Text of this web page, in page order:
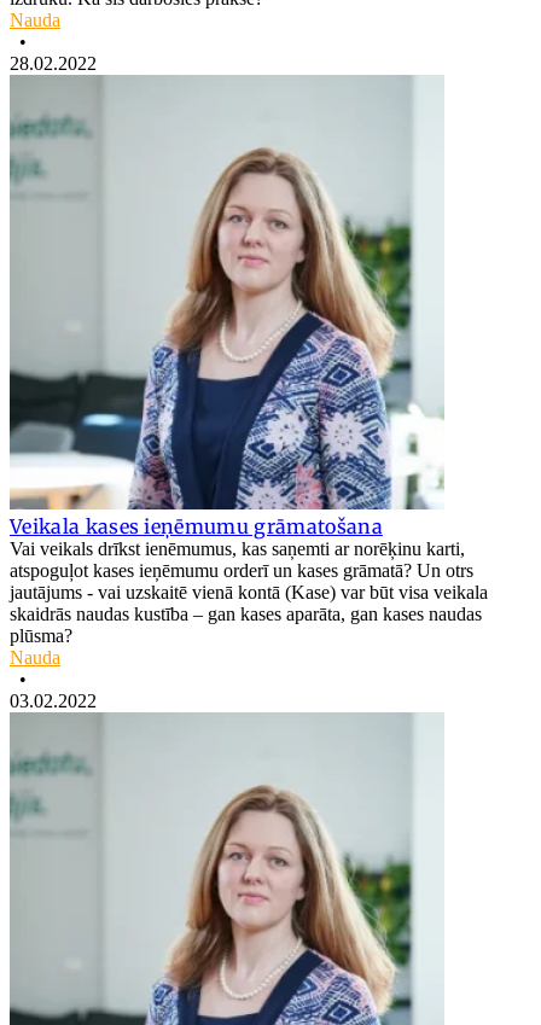
Nauda
•
28.02.2022
Veikala kases ieņēmumu grāmatošana
Vai veikals drīkst ienēmumus, kas saņemti ar norēķinu karti,
atspoguļot kases ieņēmumu orderī un kases grāmatā? Un otrs
jautājums - vai uzskaitē vienā kontā (Kase) var būt visa veikala
skaidrās naudas kustība – gan kases aparāta, gan kases naudas
plūsma?
Nauda
•
03.02.2022